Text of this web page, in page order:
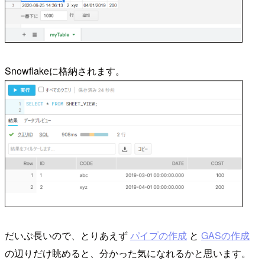
Snowflakeに格納されます。
だいぶ長いので、とりあえずパイプの作成 と GASの作成
の辺りだけ眺めると、分かった気になれるかと思います。